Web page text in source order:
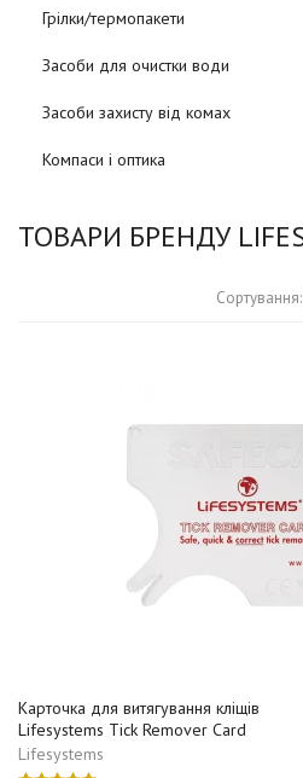
Грілки/термопакети
Засоби для очистки води
Засоби захисту від комах
Компаси і оптика
ТОВАРИ БРЕНДУ
Сортування:
Карточка для витягування кліщів
Lifesystems Tick Remover Card
Lifesystems